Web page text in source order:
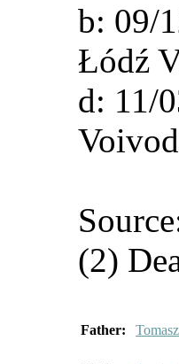
b: 09/
Łódź
d: 11/
(2)
Father: